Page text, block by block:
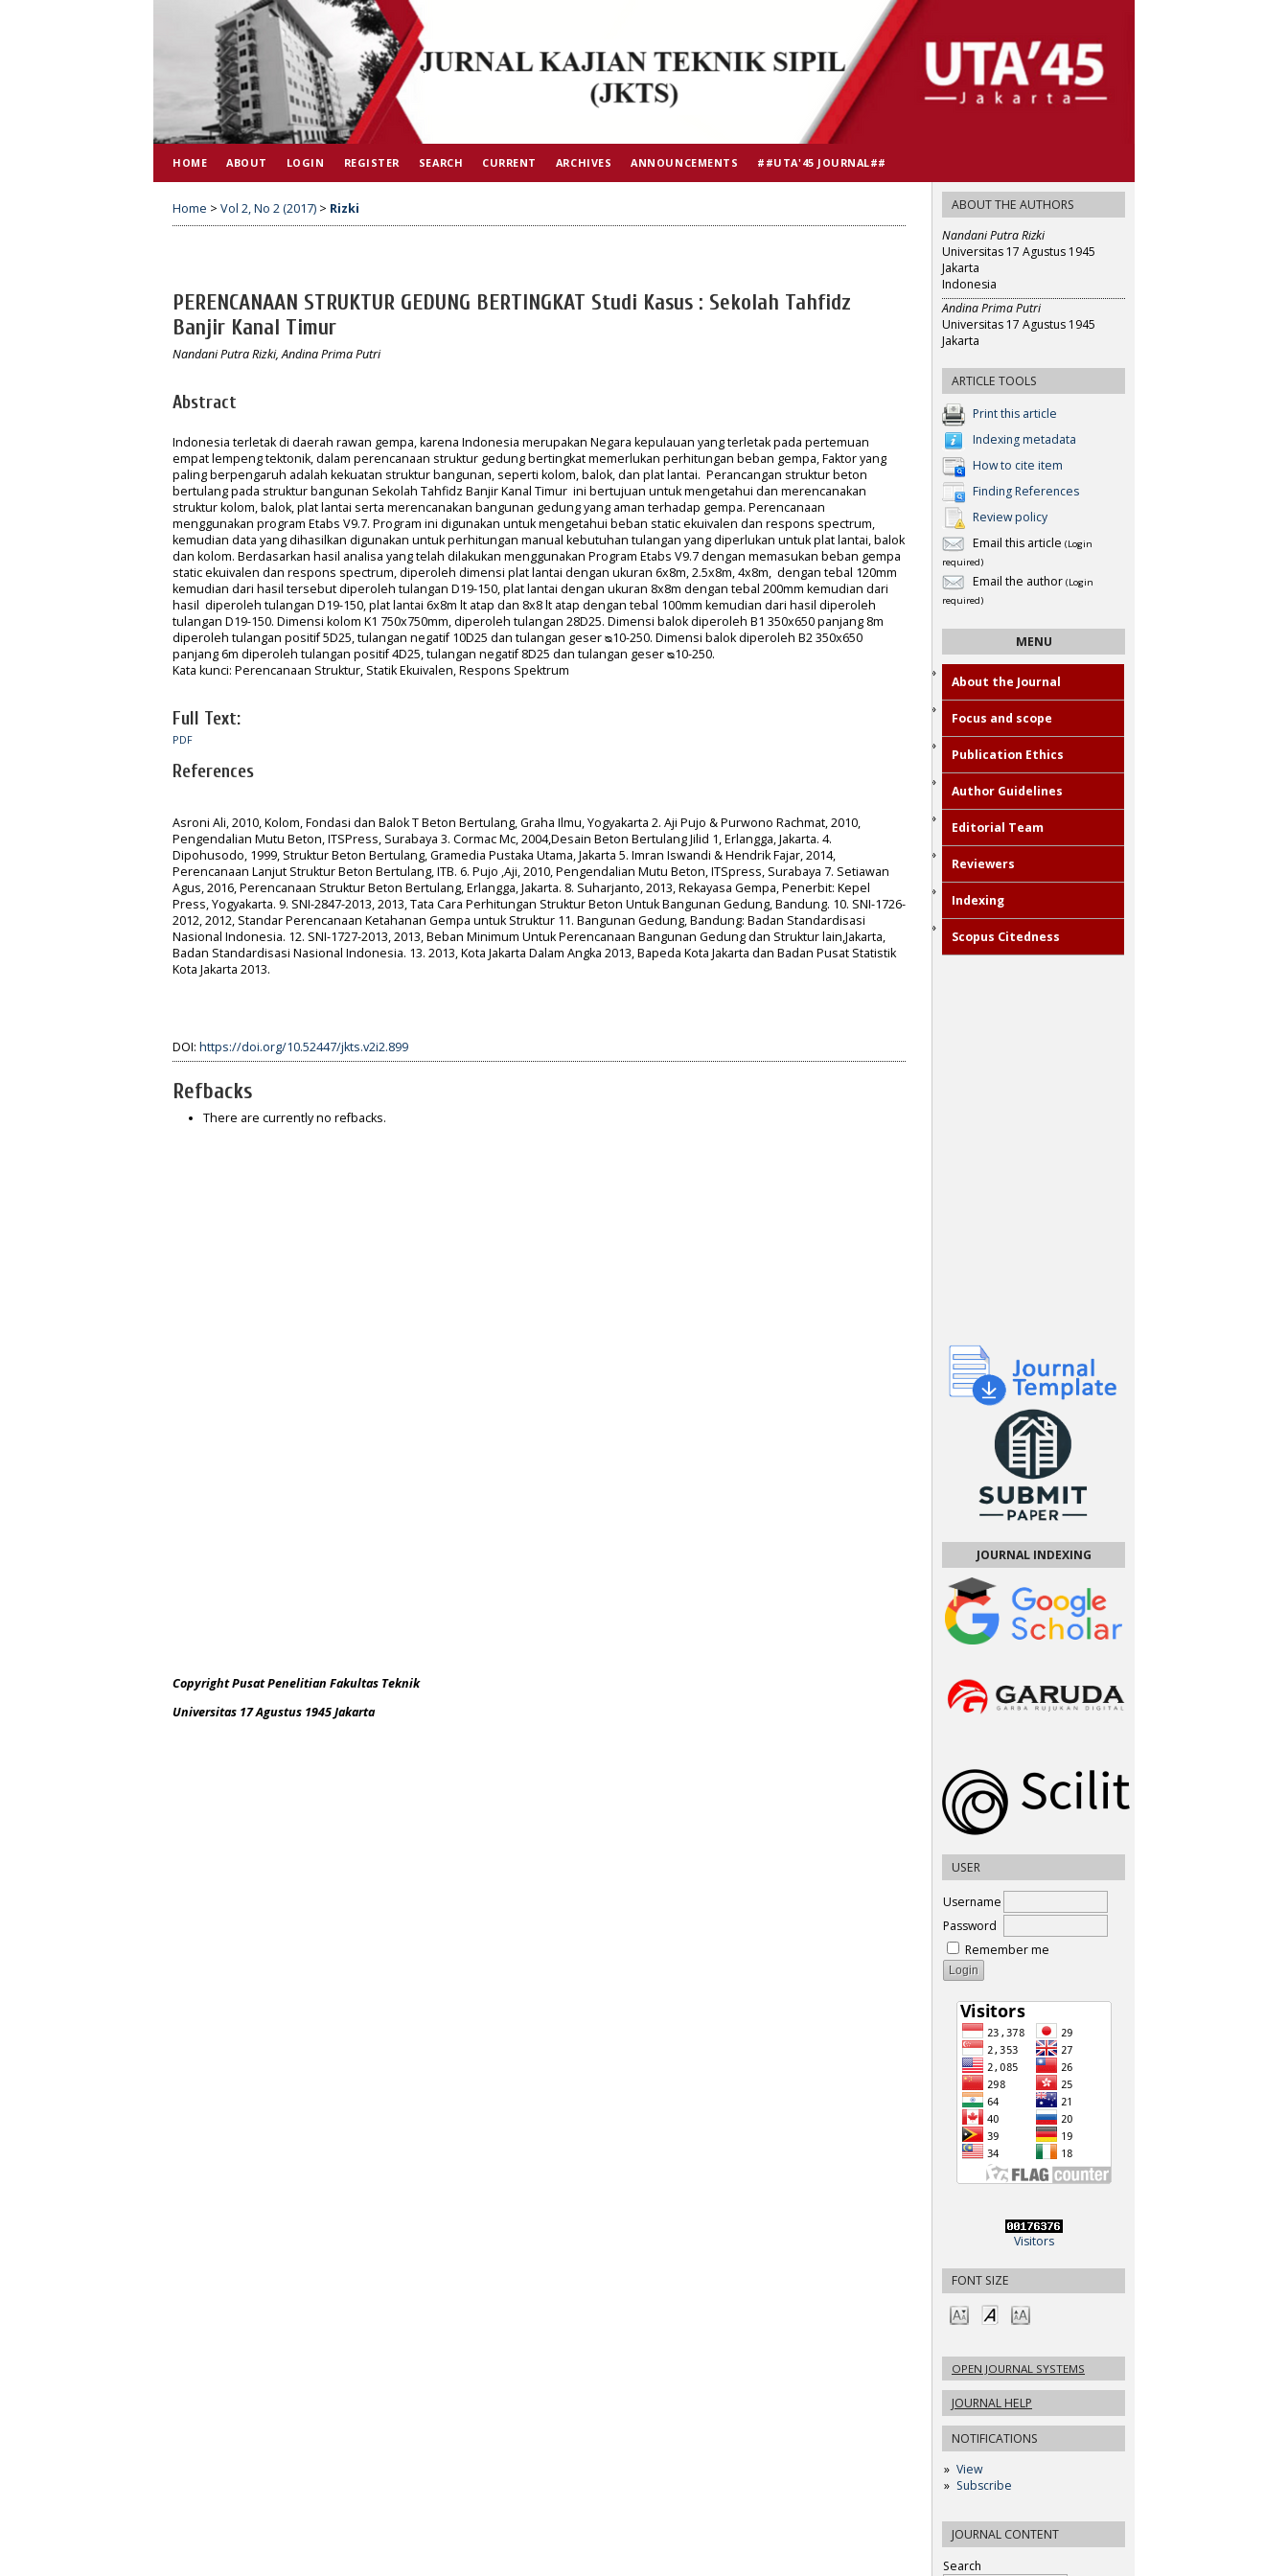
ABOUT THE AUTHORS
Nandani Putra Rizki
Universitas 17 Agustus 1945
Jakarta
Indonesia
Andina Prima Putri
Universitas 17 Agustus 1945
Jakarta
ARTICLE TOOLS
Print this article
Indexing metadata
How to cite item
Finding References
Review policy
Email this article (Login
required)
Email the author (Login
required)
MENU
About the Journal
Focus and scope
Publication Ethics
Author Guidelines
Editorial Team
Reviewers
Indexing
Scopus Citedness
JOURNAL INDEXING
USER
Username
Password
Remember me
Visitors
FONT SIZE
OPEN JOURNAL SYSTEMS
JOURNAL HELP
NOTIFICATIONS
View
Subscribe
JOURNAL CONTENT
Search
HOME ABOUT LOGIN REGISTER SEARCH CURRENT ARCHIVES ANNOUNCEMENTS ##UTA'45 JOURNAL##
Home > Vol 2, No 2 (2017) > Rizki
PERENCANAAN STRUKTUR GEDUNG BERTINGKAT Studi Kasus : Sekolah Tahfidz
Banjir Kanal Timur
Nandani Putra Rizki, Andina Prima Putri
Abstract
Indonesia terletak di daerah rawan gempa, karena Indonesia merupakan Negara kepulauan yang terletak pada pertemuan
empat lempeng tektonik, dalam perencanaan struktur gedung bertingkat memerlukan perhitungan beban gempa, Faktor yang
paling berpengaruh adalah kekuatan struktur bangunan, seperti kolom, balok, dan plat lantai. Perancangan struktur beton
bertulang pada struktur bangunan Sekolah Tahfidz Banjir Kanal Timur ini bertujuan untuk mengetahui dan merencanakan
struktur kolom, balok, plat lantai serta merencanakan bangunan gedung yang aman terhadap gempa. Perencanaan
menggunakan program Etabs V9.7. Program ini digunakan untuk mengetahui beban static ekuivalen dan respons spectrum,
kemudian data yang dihasilkan digunakan untuk perhitungan manual kebutuhan tulangan yang diperlukan untuk plat lantai, balok
dan kolom. Berdasarkan hasil analisa yang telah dilakukan menggunakan Program Etabs V9.7 dengan memasukan beban gempa
static ekuivalen dan respons spectrum, diperoleh dimensi plat lantai dengan ukuran 6x8m, 2.5x8m, 4x8m, dengan tebal 120mm
kemudian dari hasil tersebut diperoleh tulangan D19-150, plat lantai dengan ukuran 8x8m dengan tebal 200mm kemudian dari
hasil diperoleh tulangan D19-150, plat lantai 6x8m lt atap dan 8x8 lt atap dengan tebal 100mm kemudian dari hasil diperoleh
tulangan D19-150. Dimensi kolom K1 750x750mm, diperoleh tulangan 28D25. Dimensi balok diperoleh B1 350x650 panjang 8m
diperoleh tulangan positif 5D25, tulangan negatif 10D25 dan tulangan geser ᴓ10-250. Dimensi balok diperoleh B2 350x650
panjang 6m diperoleh tulangan positif 4D25, tulangan negatif 8D25 dan tulangan geser ᴓ10-250.
Kata kunci: Perencanaan Struktur, Statik Ekuivalen, Respons Spektrum
Full Text:
PDF
References
Asroni Ali, 2010, Kolom, Fondasi dan Balok T Beton Bertulang, Graha Ilmu, Yogyakarta 2. Aji Pujo & Purwono Rachmat, 2010,
Pengendalian Mutu Beton, ITSPress, Surabaya 3. Cormac Mc, 2004,Desain Beton Bertulang Jilid 1, Erlangga, Jakarta. 4.
Dipohusodo, 1999, Struktur Beton Bertulang, Gramedia Pustaka Utama, Jakarta 5. Imran Iswandi & Hendrik Fajar, 2014,
Perencanaan Lanjut Struktur Beton Bertulang, ITB. 6. Pujo ,Aji, 2010, Pengendalian Mutu Beton, ITSpress, Surabaya 7. Setiawan
Agus, 2016, Perencanaan Struktur Beton Bertulang, Erlangga, Jakarta. 8. Suharjanto, 2013, Rekayasa Gempa, Penerbit: Kepel
Press, Yogyakarta. 9. SNI-2847-2013, 2013, Tata Cara Perhitungan Struktur Beton Untuk Bangunan Gedung, Bandung. 10. SNI-1726-
2012, 2012, Standar Perencanaan Ketahanan Gempa untuk Struktur 11. Bangunan Gedung, Bandung: Badan Standardisasi
Nasional Indonesia. 12. SNI-1727-2013, 2013, Beban Minimum Untuk Perencanaan Bangunan Gedung dan Struktur lain,Jakarta,
Badan Standardisasi Nasional Indonesia. 13. 2013, Kota Jakarta Dalam Angka 2013, Bapeda Kota Jakarta dan Badan Pusat Statistik
Kota Jakarta 2013.
DOI: https://doi.org/10.52447/jkts.v2i2.899
Refbacks
There are currently no refbacks.
Copyright Pusat Penelitian Fakultas Teknik
Universitas 17 Agustus 1945 Jakarta